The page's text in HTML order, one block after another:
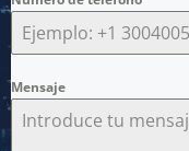
Mensaje